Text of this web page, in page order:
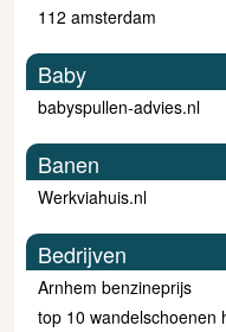
112 amsterdam
Baby
babyspullen-advies.nl
Banen
Werkviahuis.nl
Bedrijven
Arnhem benzineprijs
top 10 wandelschoenen